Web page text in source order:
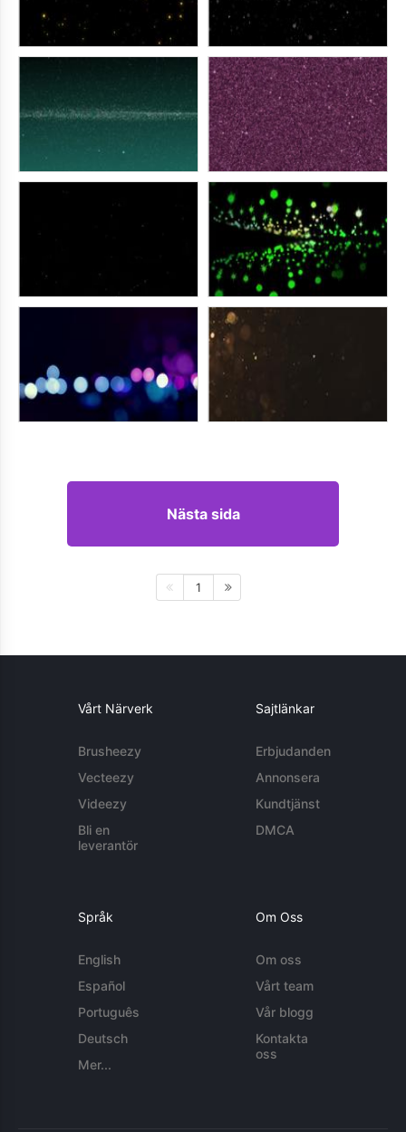
Nästa sida
1
Vårt Närverk
Brusheezy
Vecteezy
Videezy
Bli en
leverantör
Sajtlänkar
Erbjudanden
Annonsera
Kundtjänst
DMCA
Språk
English
Español
Português
Deutsch
Mer...
Om Oss
Om oss
Vårt team
Vår blogg
Kontakta
oss